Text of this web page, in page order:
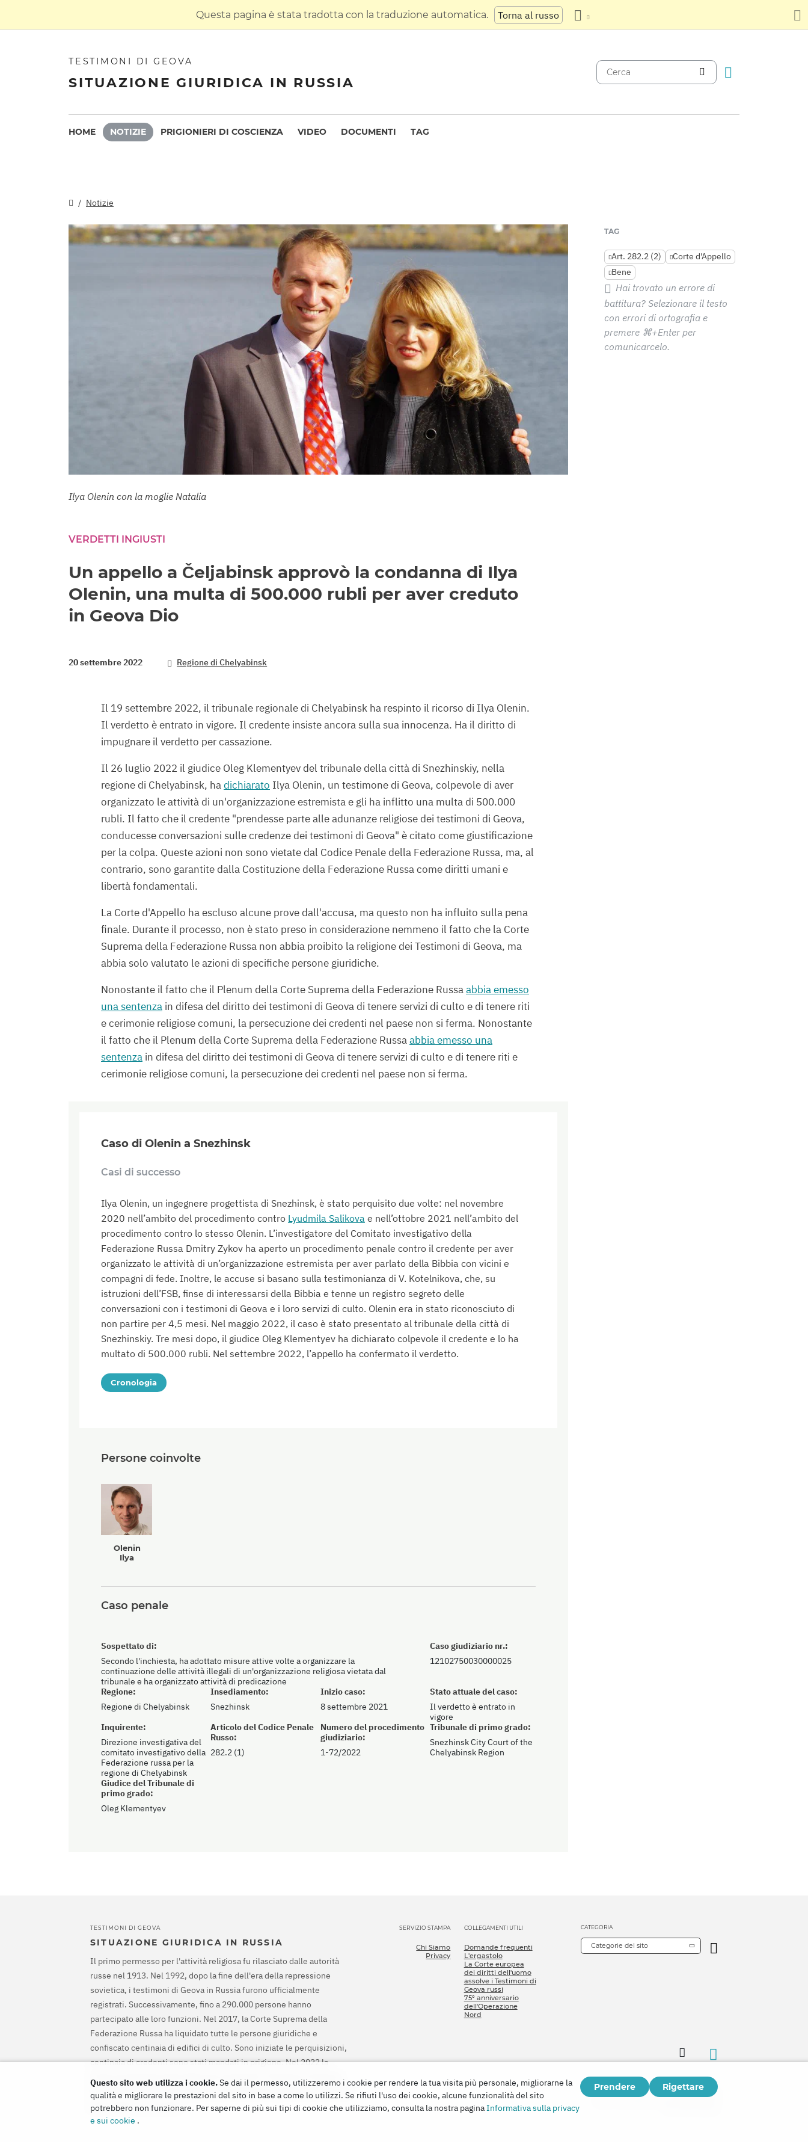
Questa pagina è stata tradotta con la traduzione automatica. Torna al russo
TESTIMONI DI GEOVA
SITUAZIONE GIURIDICA IN RUSSIA
HOME NOTIZIE PRIGIONIERI DI COSCIENZA VIDEO DOCUMENTI TAG
Notizie
Ilya Olenin con la moglie Natalia
VERDETTI INGIUSTI
Un appello a Čeljabinsk approvò la condanna di Ilya
Olenin, una multa di 500.000 rubli per aver creduto
in Geova Dio
20 settembre 2022 Regione di Chelyabinsk
Il 19 settembre 2022, il tribunale regionale di Chelyabinsk ha respinto il ricorso di Ilya Olenin.
Il verdetto è entrato in vigore. Il credente insiste ancora sulla sua innocenza. Ha il diritto di
impugnare il verdetto per cassazione.
Il 26 luglio 2022 il giudice Oleg Klementyev del tribunale della città di Snezhinskiy, nella
regione di Chelyabinsk, hadichiarato Ilya Olenin, un testimone di Geova, colpevole di aver
organizzato le attività di un'organizzazione estremista e gli ha inflitto una multa di 500.000
rubli. Il fatto che il credente "prendesse parte alle adunanze religiose dei testimoni di Geova,
conducesse conversazioni sulle credenze dei testimoni di Geova" è citato come giustificazione
per la colpa. Queste azioni non sono vietate dal Codice Penale della Federazione Russa, ma, al
contrario, sono garantite dalla Costituzione della Federazione Russa come diritti umani e
libertà fondamentali.
La Corte d'Appello ha escluso alcune prove dall'accusa, ma questo non ha influito sulla pena
finale. Durante il processo, non è stato preso in considerazione nemmeno il fatto che la Corte
Suprema della Federazione Russa non abbia proibito la religione dei Testimoni di Geova, ma
abbia solo valutato le azioni di specifiche persone giuridiche.
Nonostante il fatto che il Plenum della Corte Suprema della Federazione Russaabbia emesso
una sentenza in difesa del diritto dei testimoni di Geova di tenere servizi di culto e di tenere riti
e cerimonie religiose comuni, la persecuzione dei credenti nel paese non si ferma. Nonostante
il fatto che il Plenum della Corte Suprema della Federazione Russaabbia emesso una
sentenza in difesa del diritto dei testimoni di Geova di tenere servizi di culto e di tenere riti e
cerimonie religiose comuni, la persecuzione dei credenti nel paese non si ferma.
TAG
Art. 282.2 (2)
Corte d'Appello
Bene
Hai trovato un errore di
battitura? Selezionare il testo
con errori di ortografia e
premere ⌘+Enter per
comunicarcelo.
Caso di Olenin a Snezhinsk
Casi di successo
Ilya Olenin, un ingegnere progettista di Snezhinsk, è stato perquisito due volte: nel novembre
2020 nell’ambito del procedimento contro Lyudmila Salikova e nell’ottobre 2021 nell’ambito del
procedimento contro lo stesso Olenin. L’investigatore del Comitato investigativo della
Federazione Russa Dmitry Zykov ha aperto un procedimento penale contro il credente per aver
organizzato le attività di un’organizzazione estremista per aver parlato della Bibbia con vicini e
compagni di fede. Inoltre, le accuse si basano sulla testimonianza di V. Kotelnikova, che, su
istruzioni dell’FSB, finse di interessarsi della Bibbia e tenne un registro segreto delle
conversazioni con i testimoni di Geova e i loro servizi di culto. Olenin era in stato riconosciuto di
non partire per 4,5 mesi. Nel maggio 2022, il caso è stato presentato al tribunale della città di
Snezhinskiy. Tre mesi dopo, il giudice Oleg Klementyev ha dichiarato colpevole il credente e lo ha
multato di 500.000 rubli. Nel settembre 2022, l’appello ha confermato il verdetto.
Cronologia
Persone coinvolte
Olenin
Ilya
Caso penale
Regione:
Regione di Chelyabinsk
Insediamento:
Snezhinsk
Sospettato di:
Secondo l'inchiesta, ha adottato misure attive volte a organizzare la
continuazione delle attività illegali di un'organizzazione religiosa vietata dal
tribunale e ha organizzato attività di predicazione
Caso giudiziario nr.:
12102750030000025
Inizio caso:
8 settembre 2021
Stato attuale del caso:
Il verdetto è entrato in
vigore
Inquirente:
Direzione investigativa del
comitato investigativo della
Federazione russa per la
regione di Chelyabinsk
Articolo del Codice Penale
Russo:
282.2 (1)
Numero del procedimento
giudiziario:
1-72/2022
Tribunale di primo grado:
Snezhinsk City Court of the
Chelyabinsk Region
Giudice del Tribunale di
primo grado:
Oleg Klementyev
TESTIMONI DI GEOVA
SITUAZIONE GIURIDICA IN RUSSIA
Il primo permesso per l'attività religiosa fu rilasciato dalle autorità
russe nel 1913. Nel 1992, dopo la fine dell'era della repressione
sovietica, i testimoni di Geova in Russia furono ufficialmente
registrati. Successivamente, fino a 290.000 persone hanno
partecipato alle loro funzioni. Nel 2017, la Corte Suprema della
Federazione Russa ha liquidato tutte le persone giuridiche e
confiscato centinaia di edifici di culto. Sono iniziate le perquisizioni,
centinaia di credenti sono stati mandati in prigione. Nel 2022 la
ha ordinato loro di interrompere il procedimento penale e di risarcire
tutti i danni loro causati.
SERVIZIO STAMPA
Chi Siamo
Privacy
COLLEGAMENTI UTILI
Domande frequenti
L'ergastolo
La Corte europea
dei diritti dell'uomo
assolve i Testimoni di
Geova russi
75º anniversario
dell'Operazione
Nord
CATEGORIA
Categorie del sito
Copyright © 2026
Questo sito web utilizza i cookie.Se dai il permesso, utilizzeremo i cookie per rendere la tua visita più personale, migliorarne la
qualità e migliorare le prestazioni del sito in base a come lo utilizzi. Se rifiuti l'uso dei cookie, alcune funzionalità del sito
potrebbero non funzionare. Per saperne di più sui tipi di cookie che utilizziamo, consulta la nostra paginaInformativa sulla privacy
e sui cookie .
Prendere Rigettare